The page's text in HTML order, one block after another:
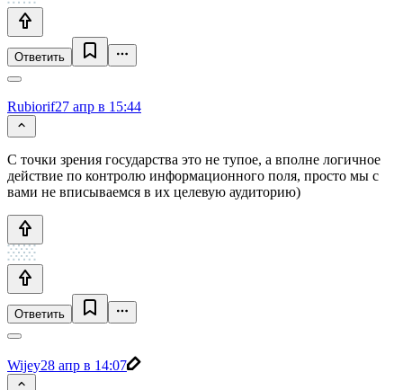
Ответить
Rubiorif27 апр в 15:44
С точки зрения государства это не тупое, а вполне логичное
действие по контролю информационного поля, просто мы с
вами не вписываемся в их целевую аудиторию)
Ответить
Wijey28 апр в 14:07